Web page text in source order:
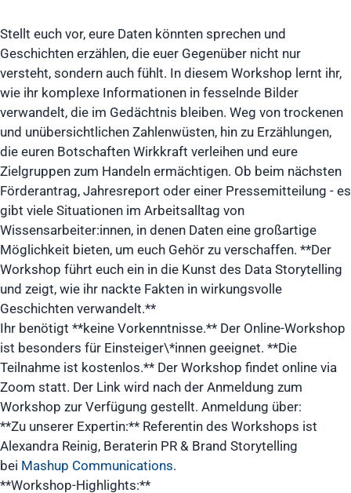
Stellt euch vor, eure Daten könnten sprechen und
Geschichten erzählen, die euer Gegenüber nicht nur
versteht, sondern auch fühlt. In diesem Workshop lernt ihr,
wie ihr komplexe Informationen in fesselnde Bilder
verwandelt, die im Gedächtnis bleiben. Weg von trockenen
und unübersichtlichen Zahlenwüsten, hin zu Erzählungen,
die euren Botschaften Wirkkraft verleihen und eure
Zielgruppen zum Handeln ermächtigen. Ob beim nächsten
Förderantrag, Jahresreport oder einer Pressemitteilung - es
gibt viele Situationen im Arbeitsalltag von
Wissensarbeiter:innen, in denen Daten eine großartige
Möglichkeit bieten, um euch Gehör zu verschaffen. **Der
Workshop führt euch ein in die Kunst des Data Storytelling
und zeigt, wie ihr nackte Fakten in wirkungsvolle
Geschichten verwandelt.**
Ihr benötigt **keine Vorkenntnisse.** Der Online-Workshop
ist besonders für Einsteiger\*innen geeignet. **Die
Teilnahme ist kostenlos.** Der Workshop findet online via
Zoom statt. Der Link wird nach der Anmeldung zum
Workshop zur Verfügung gestellt. Anmeldung über:
**Zu unserer Expertin:** Referentin des Workshops ist
Alexandra Reinig, Beraterin PR & Brand Storytelling
bei Mashup Communications.
**Workshop-Highlights:**